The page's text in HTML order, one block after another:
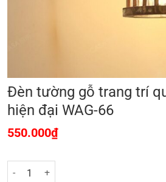
Đèn tường gỗ trang trí
hiện đại WAG-66
550.000₫
Đèn tường gỗ trang trí quán cafe rustic